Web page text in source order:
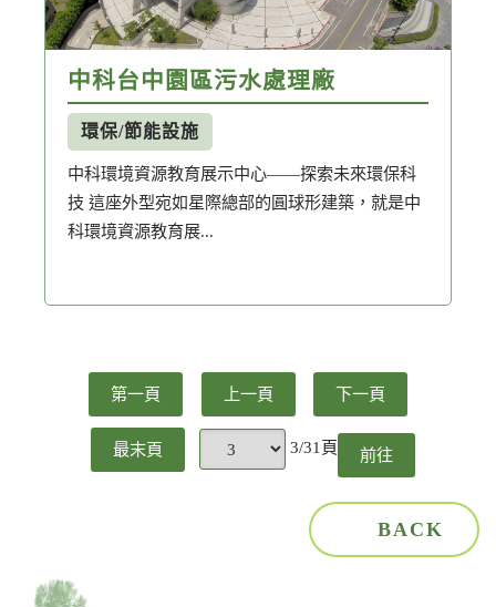
中科台中園區污水處理廠
環保/節能設施
中科環境資源教育展示中心——探索未來環保科
技 這座外型宛如星際總部的圓球形建築，就是中
科環境資源教育展...
第一頁 上一頁 下一頁
最末頁 3/31頁 前往
BACK